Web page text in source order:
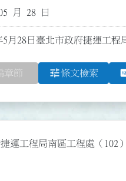
月 28 日
5月28日臺北市政府捷運工程
章節 tune條文檢索
運工程局南區工程處（102